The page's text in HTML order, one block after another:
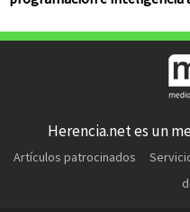
Herencia.net es un
Artículos patrocinados